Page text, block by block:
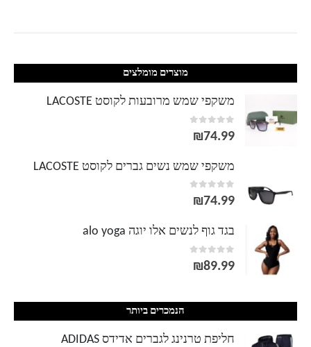
מוצרים מומלצים
משקפי שמש מרובעות לקוסט LACOSTE
0
out of 5
₪74.99
משקפי שמש נשים גברים לקוסט LACOSTE
0
out of 5
₪74.99
בגד גוף לנשים אלו יוגה alo yoga
0
out of 5
₪89.99
הנמכרים ביותר
חליפת טרנינג לגברים אדידס ADIDAS